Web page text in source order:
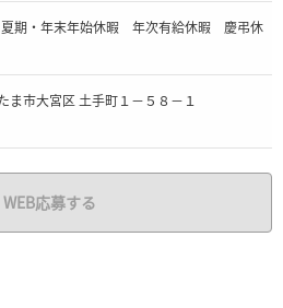
期・年末年始休暇 年次有給休暇 慶弔休
ま市大宮区 土手町１－５８－１
WEB応募する